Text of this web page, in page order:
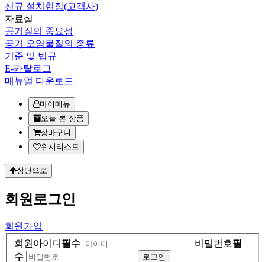
신규 설치현장(고객사)
자료실
공기질의 중요성
공기 오염물질의 종류
기준 및 법규
E-카탈로그
매뉴얼 다운로드
마이메뉴
오늘 본 상품
장바구니
위시리스트
상단으로
회원 로그인
회원가입
회원아이디 필수 비밀번호필
수